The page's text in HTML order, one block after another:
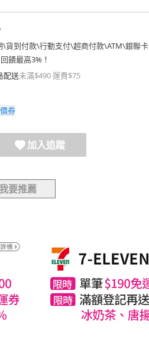
\貨到付款\行動支付\超商付款\ATM\銀聯卡
饋最高3%！
配送未滿$490 運費$75
券
加入追蹤
我要推薦